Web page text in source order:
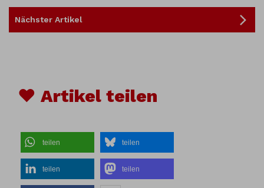
Nächster Artikel
♥ Artikel teilen
teilen teilen
teilen teilen